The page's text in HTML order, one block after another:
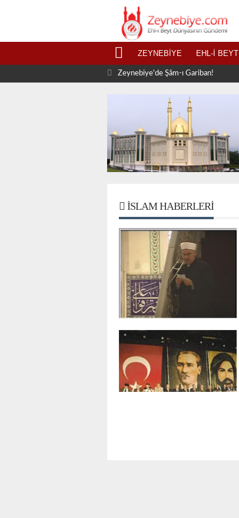
ZEYNEBIYE EHL-I BEYT
Zeynebiye'de Şâm-ı Gariban!
İSLAM HABERLERI